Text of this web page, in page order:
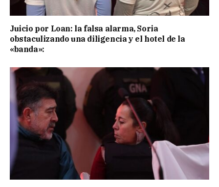
Juicio por Loan: la falsa alarma, Soria
obstaculizando una diligencia y el hotel de la
«banda»: